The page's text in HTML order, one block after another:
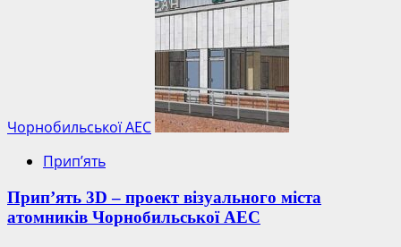
захоронять
аналіз
Чорнобильської АЕС
Прип’ять
Прип’ять 3D – проект візуального міста
атомників Чорнобильської АЕС